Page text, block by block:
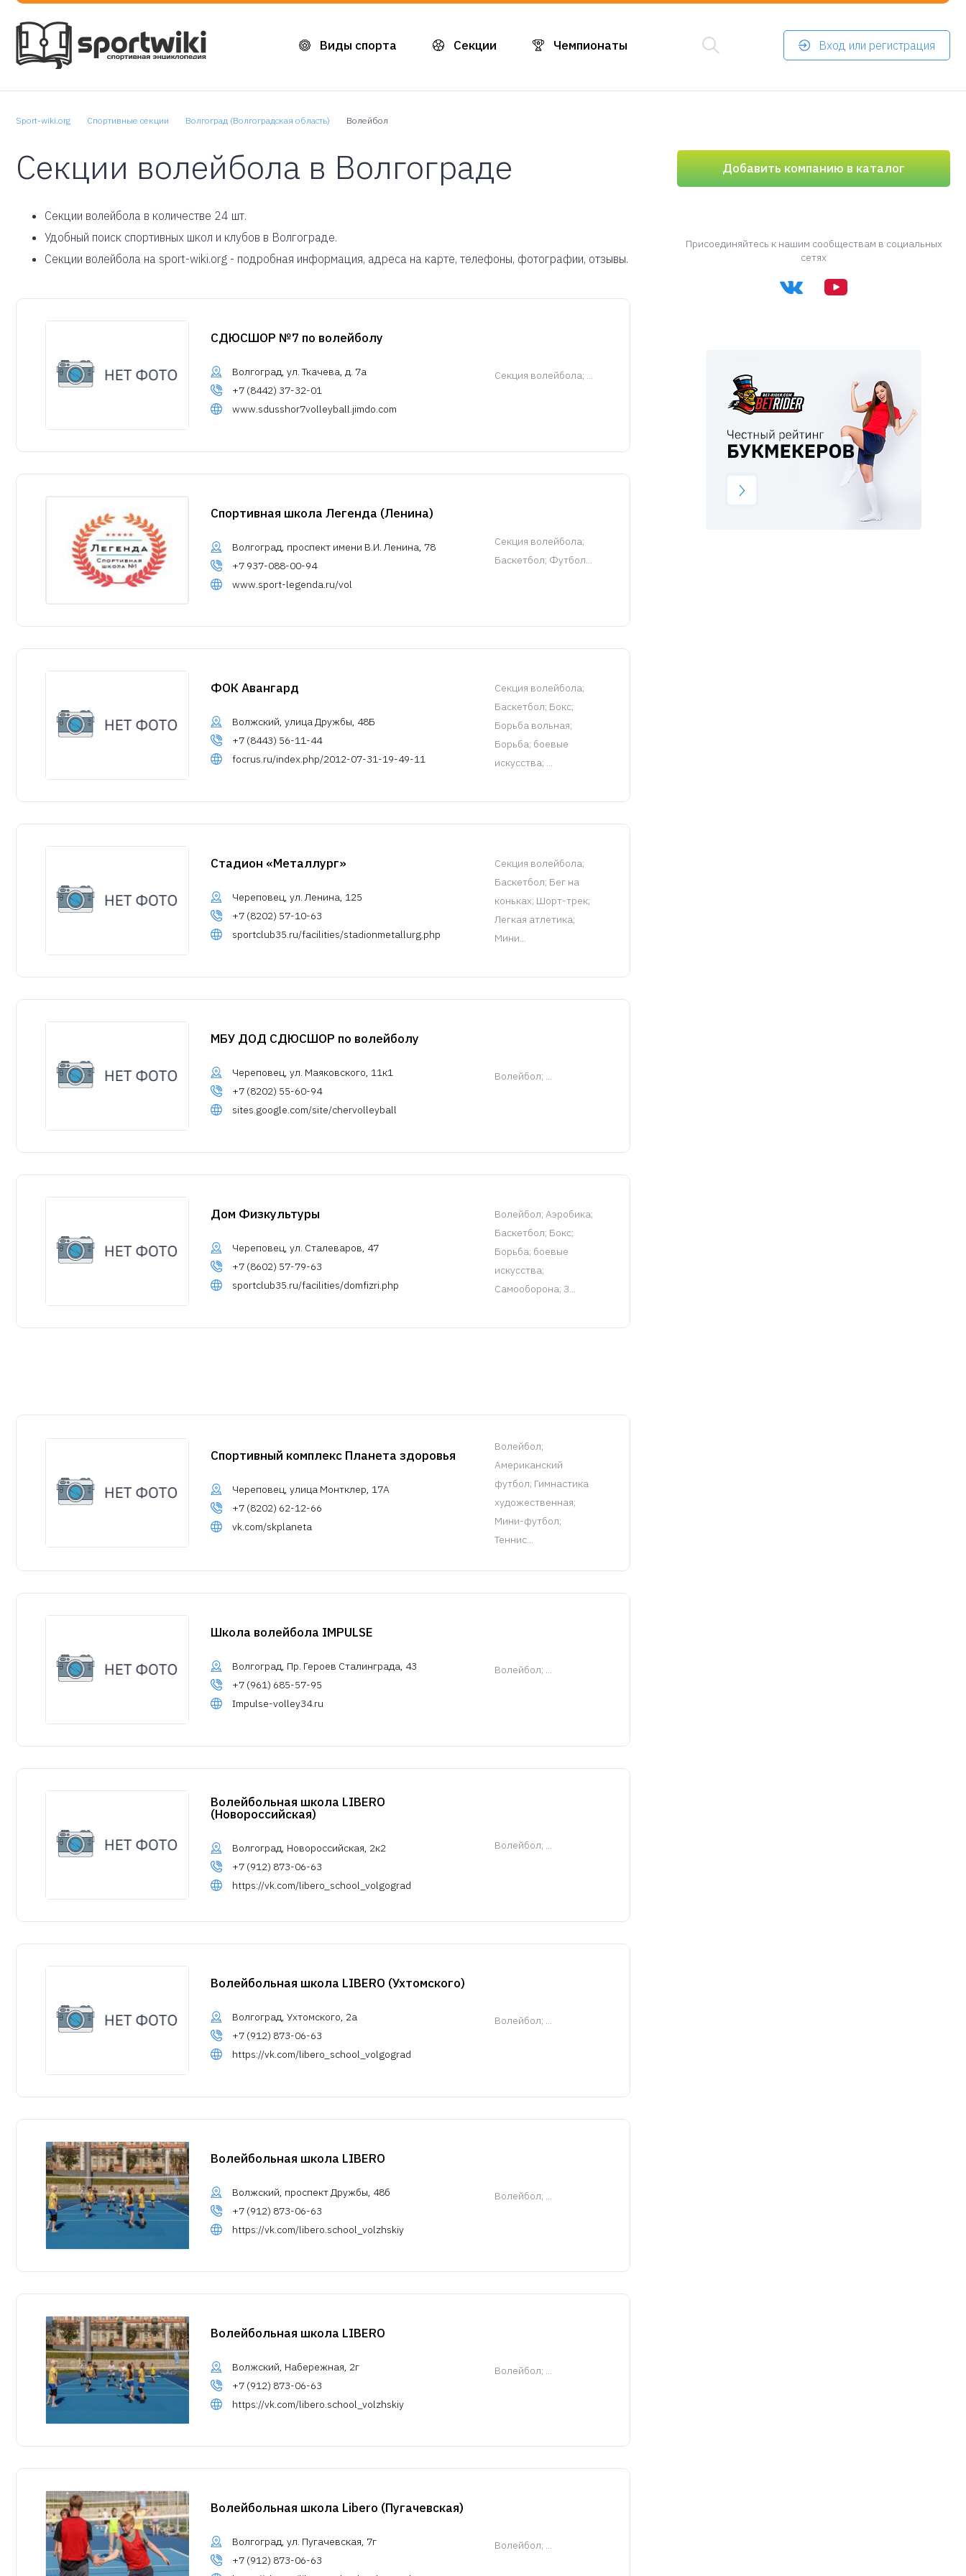
Виды спорта Секции Чемпионаты Вход или регистрация
Sport-wiki.org Спортивные секции Волгоград (Волгоградская область) Волейбол
Секции волейбола в Волгограде
Cекции волейбола в количестве 24 шт.
Удобный поиск спортивных школ и клубов в Волгограде.
Секции волейбола на sport-wiki.org - подробная информация, адреса на карте, телефоны, фотографии, отзывы.
СДЮСШОР №7 по волейболу
Волгоград, ул. Ткачева, д. 7а
+7 (8442) 37-32-01
www.sdusshor7volleyball.jimdo.com
Cекция волейбола; ...
Спортивная школа Легенда (Ленина)
Волгоград, проспект имени В.И. Ленина, 78
+7 937-088-00-94
www.sport-legenda.ru/vol
Cекция волейбола;
Баскетбол; Футбол...
ФОК Авангард
Волжский, улица Дружбы, 48Б
+7 (8443) 56-11-44
focrus.ru/index.php/2012-07-31-19-49-11
Cекция волейбола;
Баскетбол; Бокс;
Борьба вольная;
Борьба; боевые
искусства; ...
Стадион «Металлург»
Череповец, ул. Ленина, 125
+7 (8202) 57-10-63
sportclub35.ru/facilities/stadionmetallurg.php
Cекция волейбола;
Баскетбол; Бег на
коньках; Шорт-трек;
Легкая атлетика;
Мини...
МБУ ДОД СДЮСШОР по волейболу
Череповец, ул. Маяковского, 11к1
+7 (8202) 55-60-94
sites.google.com/site/chervolleyball
Волейбол; ...
Дом Физкультуры
Череповец, ул. Сталеваров, 47
+7 (8602) 57-79-63
sportclub35.ru/facilities/domfizri.php
Волейбол; Аэробика;
Баскетбол; Бокс;
Борьба; боевые
искусства;
Самооборона; З...
Спортивный комплекс Планета здоровья
Череповец, улица Монтклер, 17А
+7 (8202) 62-12-66
vk.com/skplaneta
Волейбол;
Американский
футбол; Гимнастика
художественная;
Мини-футбол;
Теннис...
Школа волейбола IMPULSE
Волгоград, Пр. Героев Сталинграда, 43
+7 (961) 685-57-95
Impulse-volley34.ru
Волейбол; ...
Волейбольная школа LIBERO
(Новороссийская)
Волгоград, Новороссийская, 2к2
+7 (912) 873-06-63
https://vk.com/libero_school_volgograd
Волейбол; ...
Волейбольная школа LIBERO (Ухтомского)
Волгоград, Ухтомского, 2а
+7 (912) 873-06-63
https://vk.com/libero_school_volgograd
Волейбол; ...
Волейбольная школа LIBERO
Волжский, проспект Дружбы, 48б
+7 (912) 873-06-63
https://vk.com/libero.school_volzhskiy
Волейбол; ...
Волейбольная школа LIBERO
Волжский, Набережная, 2г
+7 (912) 873-06-63
https://vk.com/libero.school_volzhskiy
Волейбол; ...
Волейбольная школа Libero (Пугачевская)
Волгоград, ул. Пугачевская, 7г
+7 (912) 873-06-63
Волейбол; ...
Добавить компанию в каталог
Присоединяйтесь к нашим сообществам в социальных
сетях